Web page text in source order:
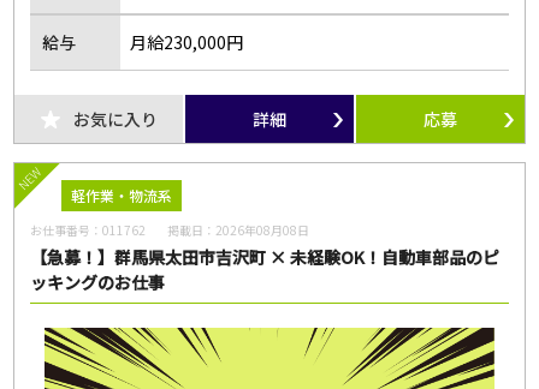
給与 月給230,000円
お気に入り 詳細 応募
NEW
軽作業・物流系
お仕事番号：011762 掲載日： 2026年08月08日
【急募！】群馬県太田市吉沢町 × 未経験OK！自動車部品のピ
ッキングのお仕事